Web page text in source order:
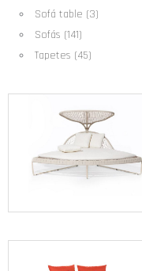
Sofá table (3)
Sofás (141)
Tapetes (45)